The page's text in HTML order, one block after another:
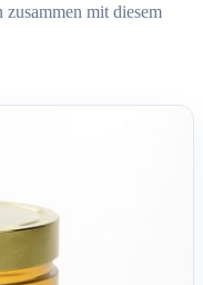
zusammen mit diesem